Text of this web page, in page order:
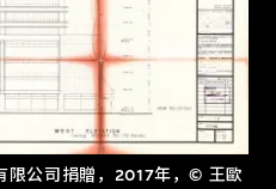
限公司捐贈，2017年，© 王歐
及二十一世纪视觉